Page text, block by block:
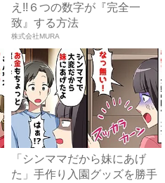
え!!６つの数字が『完全一
致』する方法
株式会社MURA
「シンママだから妹にあげ
た」手作り入園グッズを勝手